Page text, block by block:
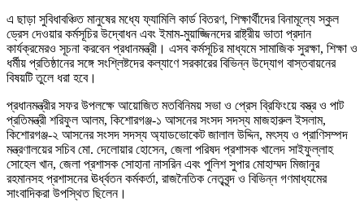
এ ছাড়া সুবিধাবঞ্চিত মানুষের মধ্যে ফ্যামিলি কার্ড বিতরণ, শিক্ষার্থীদের বিনামূল্যে স্কুল
ড্রেস দেওয়ার কর্মসূচির উদ্বোধন এবং ইমাম-মুয়াজ্জিনদের রাষ্ট্রীয় ভাতা প্রদান
কার্যক্রমেরও সূচনা করবেন প্রধানমন্ত্রী। এসব কর্মসূচির মাধ্যমে সামাজিক সুরক্ষা, শিক্ষা ও
ধর্মীয় প্রতিষ্ঠানের সঙ্গে সংশ্লিষ্টদের কল্যাণে সরকারের বিভিন্ন উদ্যোগ বাস্তবায়নের
বিষয়টি তুলে ধরা হবে।
প্রধানমন্ত্রীর সফর উপলক্ষে আয়োজিত মতবিনিময় সভা ও প্রেস ব্রিফিংয়ে বস্ত্র ও পাট
প্রতিমন্ত্রী শরিফুল আলম, কিশোরগঞ্জ-১ আসনের সংসদ সদস্য মাজহারুল ইসলাম,
কিশোরগঞ্জ-২ আসনের সংসদ সদস্য অ্যাডভোকেট জালাল উদ্দিন, মৎস্য ও প্রাণিসম্পদ
মন্ত্রণালয়ের সচিব মো. দেলোয়ার হোসেন, জেলা পরিষদ প্রশাসক খালেদ সাইফুল্লাহ
সোহেল খান, জেলা প্রশাসক সোহানা নাসরিন এবং পুলিশ সুপার মোহাম্মদ মিজানুর
রহমানসহ প্রশাসনের ঊর্ধ্বতন কর্মকর্তা, রাজনৈতিক নেতৃবৃন্দ ও বিভিন্ন গণমাধ্যমের
সাংবাদিকরা উপস্থিত ছিলেন।